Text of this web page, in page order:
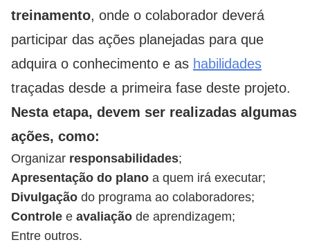
treinamento, onde o colaborador deverá
participar das ações planejadas para que
adquira o conhecimento e as habilidades
traçadas desde a primeira fase deste projeto.
Nesta etapa, devem ser realizadas algumas
ações, como:
Organizar responsabilidades;
Apresentação do plano a quem irá executar;
Divulgação do programa ao colaboradores;
Controle e avaliação de aprendizagem;
Entre outros.